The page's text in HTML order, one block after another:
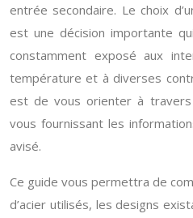
entrée secondaire. Le choix
est une décision importante
constamment exposé aux
température et à diverses
est de vous orienter à
vous fournissant les
avisé.
Ce guide vous permettra de
d’acier utilisés, les designs